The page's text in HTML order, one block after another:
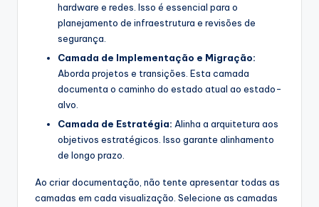
hardware e redes. Isso é essencial para o
planejamento de infraestrutura e revisões de
segurança.
Camada de Implementação e Migração:
Aborda projetos e transições. Esta camada
documenta o caminho do estado atual ao estado-
alvo.
Camada de Estratégia: Alinha a arquitetura aos
objetivos estratégicos. Isso garante alinhamento
de longo prazo.
Ao criar documentação, não tente apresentar todas as
camadas em cada visualização. Selecione as camadas